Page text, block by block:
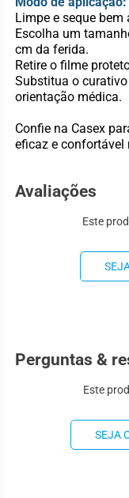
Limpe e seque bem
Escolha um
cm da ferida.
Retire o filme
Substitua o
orientação médica.
Confie na Casex
eficaz e confortável
Avaliações
Este
Perguntas &
Este
SEJA